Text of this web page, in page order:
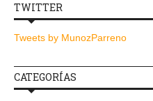
TWITTER
Tweets by MunozParreno
CATEGORÍAS